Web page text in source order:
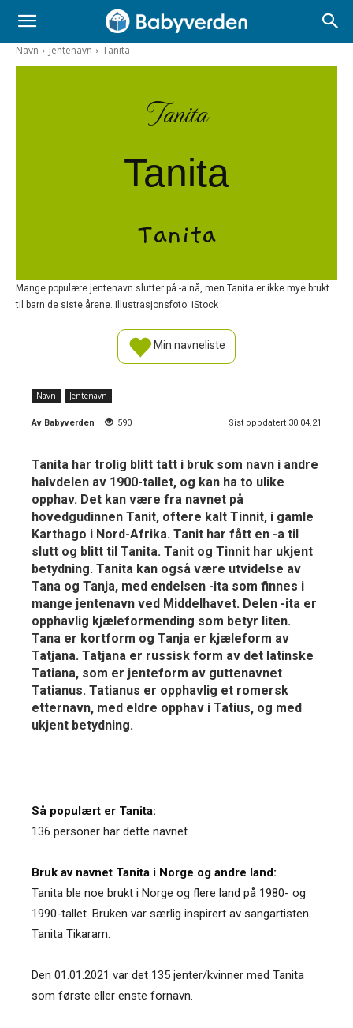
Navn Jentenavn Tanita
Tanita
Tanita
Tanita
Mange populære jentenavn slutter på -a nå, men Tanita er ikke mye brukt
til barn de siste årene. Illustrasjonsfoto: iStock
Min navneliste
Navn Jentenavn
Av Babyverden 590 Sist oppdatert 30.04.21
Tanita har trolig blitt tatt i bruk som navn i andre
halvdelen av 1900-tallet, og kan ha to ulike
opphav. Det kan være fra navnet på
hovedgudinnen Tanit, oftere kalt Tinnit, i gamle
Karthago i Nord-Afrika. Tanit har fått en -a til
slutt og blitt til Tanita. Tanit og Tinnit har ukjent
betydning. Tanita kan også være utvidelse av
Tana og Tanja, med endelsen -ita som finnes i
mange jentenavn ved Middelhavet. Delen -ita er
opphavlig kjæleformending som betyr liten.
Tana er kortform og Tanja er kjæleform av
Tatjana. Tatjana er russisk form av det latinske
Tatiana, som er jenteform av guttenavnet
Tatianus. Tatianus er opphavlig et romersk
etternavn, med eldre opphav i Tatius, og med
ukjent betydning.
Så populært er Tanita:
136 personer har dette navnet.
Bruk av navnet Tanita i Norge og andre land:
Tanita ble noe brukt i Norge og flere land på 1980- og
1990-tallet. Bruken var særlig inspirert av sangartisten
Tanita Tikaram.
Den 01.01.2021 var det 135 jenter/kvinner med Tanita
som første eller enste fornavn.